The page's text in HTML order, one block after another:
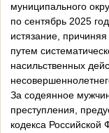
муниципального
по сентябрь 2025
истязание,
путем
насильственных
За содеянное
преступления,
кодекса Российской